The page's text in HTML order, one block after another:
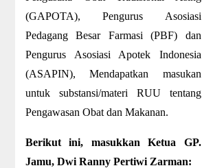
(GAPOTA), Pengurus Asosiasi
Pedagang Besar Farmasi (PBF) dan
Pengurus Asosiasi Apotek Indonesia
(ASAPIN), Mendapatkan masukan
untuk substansi/materi RUU tentang
Pengawasan Obat dan Makanan.
Berikut ini, masukkan Ketua GP.
Jamu, Dwi Ranny Pertiwi Zarman: